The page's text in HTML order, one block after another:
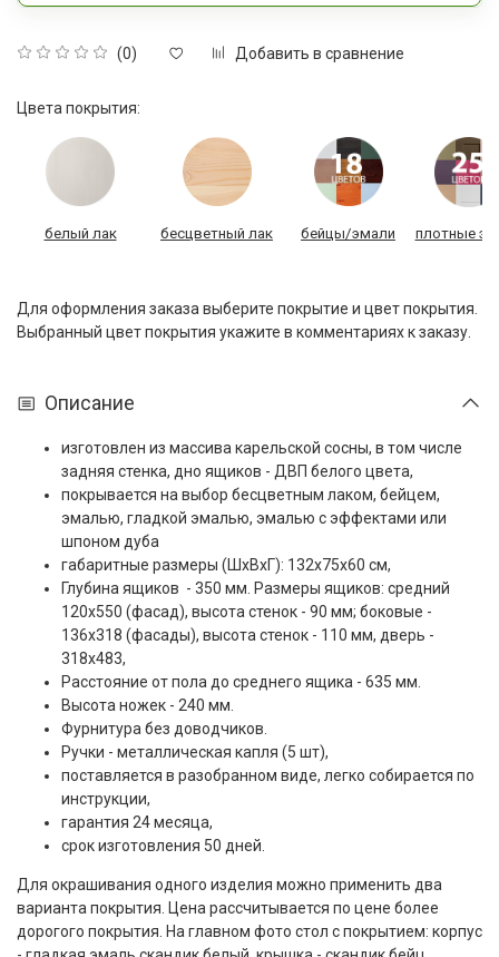
(0) Добавить в сравнение
Цвета покрытия:
белый лак бесцветный лак бейцы/эмали плотные
Для оформления заказа выберите покрытие и цвет покрытия.
Выбранный цвет покрытия укажите в комментариях к заказу.
Описание
изготовлен из массива карельской сосны, в том числе
задняя стенка, дно ящиков - ДВП белого цвета,
покрывается на выбор бесцветным лаком, бейцем,
эмалью, гладкой эмалью, эмалью с эффектами или
шпоном дуба
габаритные размеры (ШxВxГ): 132x75x60 см,
Глубина ящиков - 350 мм. Размеры ящиков: средний
120х550 (фасад), высота стенок - 90 мм; боковые -
136х318 (фасады), высота стенок - 110 мм, дверь -
318х483,
Расстояние от пола до среднего ящика - 635 мм.
Высота ножек - 240 мм.
Фурнитура без доводчиков.
Ручки - металлическая капля (5 шт),
поставляется в разобранном виде, легко собирается по
инструкции,
гарантия 24 месяца,
срок изготовления 50 дней.
Для окрашивания одного изделия можно применить два
варианта покрытия. Цена рассчитывается по цене более
дорогого покрытия. На главном фото стол с покрытием: корпус